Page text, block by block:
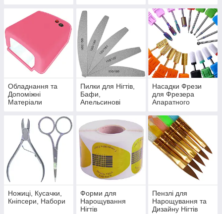
Обладнання та
Допоміжні
Матеріали
Пилки для Нігтів,
Бафи,
Апельсинові
Насадки Фрези
для Фрезера
Апаратного
Педикюру
Ножиці, Кусачки,
Кніпсери, Набори
Форми для
Нарощування
Нігтів
Пензлі для
Нарощування та
Дизайну Нігтів